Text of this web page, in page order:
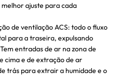
ajuste para cada
de ventilação ACS: todo o fluxo
para a traseira, expulsando
entradas de ar na zona de
cima e de extração de ar
trás para extrair a humidade e o